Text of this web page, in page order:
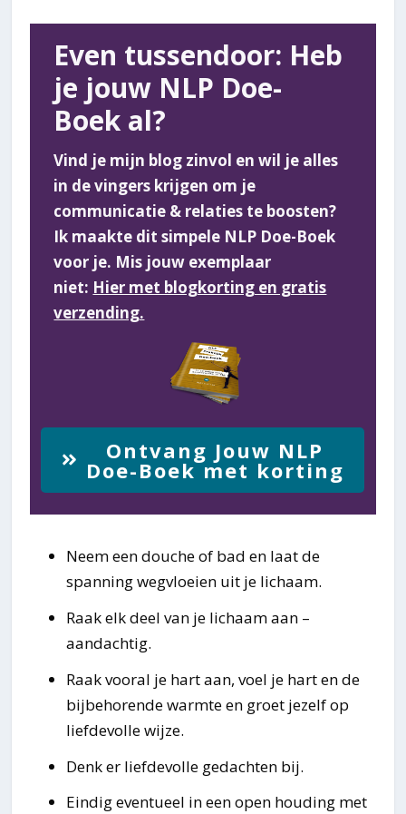
Even tussendoor: Heb
je jouw NLP Doe-
Boek al?
Vind je mijn blog zinvol en wil je alles
in de vingers krijgen om je
communicatie & relaties te boosten?
Ik maakte dit simpele NLP Doe-Boek
voor je. Mis jouw exemplaar
niet: Hier met blogkorting en gratis
verzending.
Ontvang Jouw NLP
Doe-Boek met korting
Neem een douche of bad en laat de
spanning wegvloeien uit je lichaam.
Raak elk deel van je lichaam aan –
aandachtig.
Raak vooral je hart aan, voel je hart en de
bijbehorende warmte en groet jezelf op
liefdevolle wijze.
Denk er liefdevolle gedachten bij.
Eindig eventueel in een open houding met